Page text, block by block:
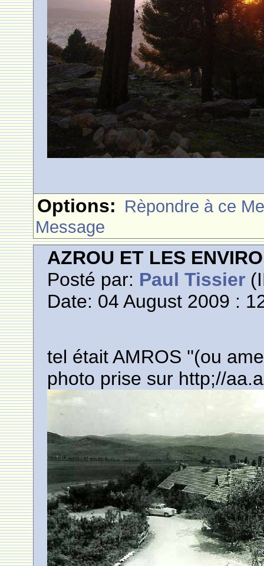
Options: Rèpondre à ce
Message
AZROU ET LES
Posté par: Paul Tissier
Date: 04 August 2009 :
tel était AMROS ''(ou
photo prise sur http;//